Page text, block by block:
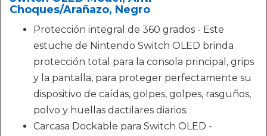
Choques/Arañazo, Negro
Protección integral de 360 grados - Este
estuche de Nintendo Switch OLED brinda
protección total para la consola principal, grips
y la pantalla, para proteger perfectamente su
dispositivo de caídas, golpes, golpes, rasguños,
polvo y huellas dactilares diarios.
Carcasa Dockable para Switch OLED -